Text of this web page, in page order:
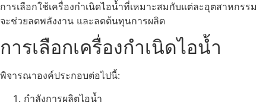
การเลือกใช้เครื่องกำเนิดไอน้ำที่เหมาะสมกับแต่ละอุตสาหกรรม
จะช่วยลดพลังงาน และลดต้นทุนการผลิต
การเลือกเครื่องกำเนิดไอน้ำ
พิจารณาองค์ประกอบต่อไปนี้:
กำลังการผลิตไอน้ำ